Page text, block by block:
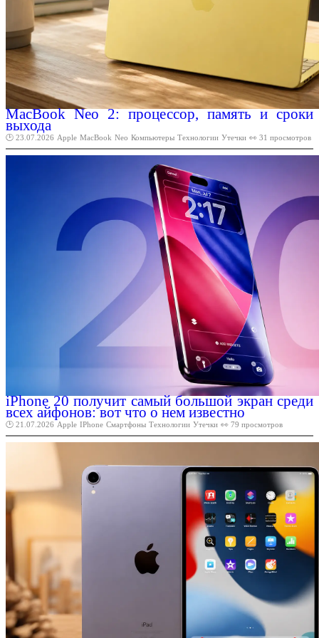
MacBook Neo 2: процессор, память и сроки
выхода
🕑 23.07.2026 Apple MacBook Neo Компьютеры Технологии Утечки 👀 31 просмотров
iPhone 20 получит самый большой экран среди
всех айфонов: вот что о нем известно
🕑 21.07.2026 Apple IPhone Смартфоны Технологии Утечки 👀 79 просмотров